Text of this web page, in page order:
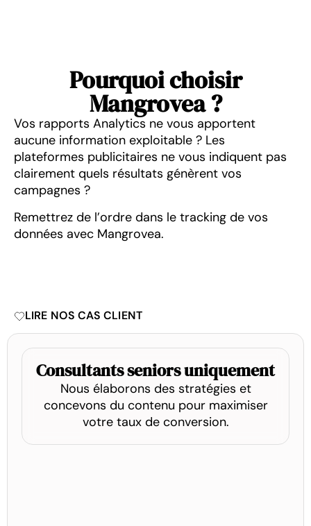
Pourquoi choisir
Mangrovea ?
Vos rapports Analytics ne vous apportent
aucune information exploitable ? Les
plateformes publicitaires ne vous indiquent pas
clairement quels résultats génèrent vos
campagnes ?
Remettrez de l’ordre dans le tracking de vos
données avec Mangrovea.
LIRE NOS CAS CLIENT
Consultants seniors uniquement
Nous élaborons des stratégies et
concevons du contenu pour maximiser
votre taux de conversion.